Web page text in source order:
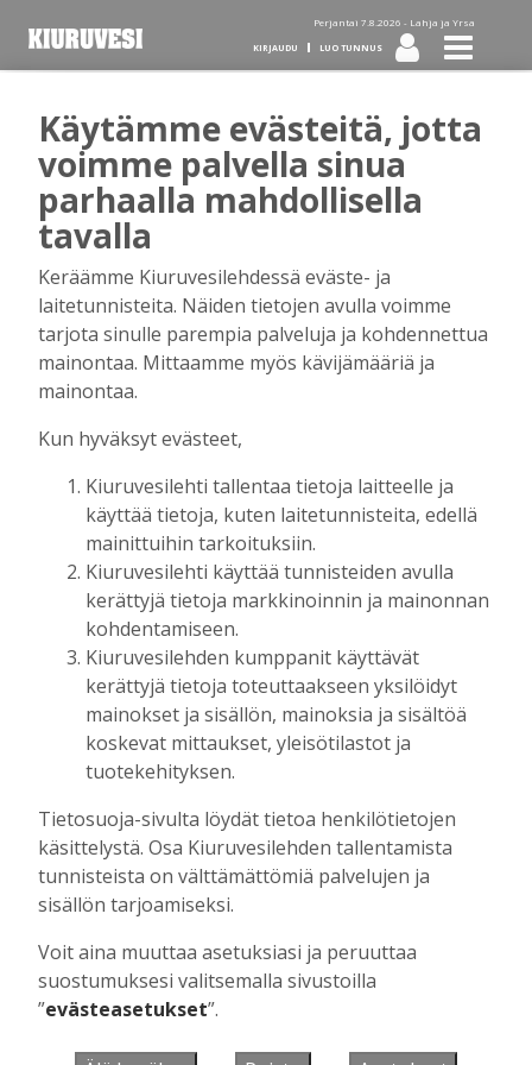
Perjantai 7.8.2026 - Lahja ja Yrsa
KIRJAUDU LUO TUNNUS
Tilaa Kiuruvesi-lehti diginä
tai kotiinkannettuna!
Kirjaudu
Sähköposti
Salasana
Muista minut
Unohtuiko salasana?
se tästä.
Käyntiosoite :
Kiuruvesi Lehti oy
Niemistenkatu 4
Kiuruvesi
Käytämme evästeitä, jotta
voimme palvella sinua
parhaalla mahdollisella
tavalla
Keräämme Kiuruvesilehdessä eväste- ja
laitetunnisteita. Näiden tietojen avulla voimme
tarjota sinulle parempia palveluja ja kohdennettua
mainontaa. Mittaamme myös kävijämääriä ja
mainontaa.
Kun hyväksyt evästeet,
Kiuruvesilehti tallentaa tietoja laitteelle ja
käyttää tietoja, kuten laitetunnisteita, edellä
mainittuihin tarkoituksiin.
Kiuruvesilehti käyttää tunnisteiden avulla
kerättyjä tietoja markkinoinnin ja mainonnan
kohdentamiseen.
Kiuruvesilehden kumppanit käyttävät
kerättyjä tietoja toteuttaakseen yksilöidyt
mainokset ja sisällön, mainoksia ja sisältöä
koskevat mittaukset, yleisötilastot ja
tuotekehityksen.
Tietosuoja-sivulta löydät tietoa henkilötietojen
käsittelystä. Osa Kiuruvesilehden tallentamista
tunnisteista on välttämättömiä palvelujen ja
sisällön tarjoamiseksi.
Voit aina muuttaa asetuksiasi ja peruuttaa
suostumuksesi valitsemalla sivustoilla
”evästeasetukset”.